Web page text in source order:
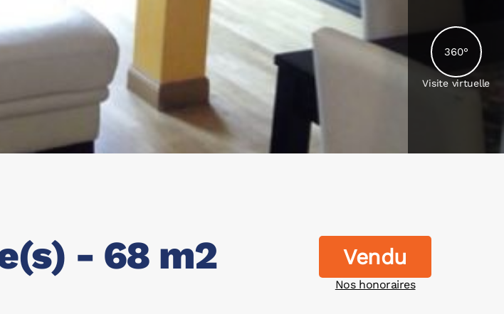
360°
Visite virtuelle
- 68 m2 Vendu
Nos honoraires